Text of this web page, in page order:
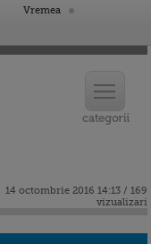
Vremea
14 octombrie 2016 14:13 / 169
vizualizari